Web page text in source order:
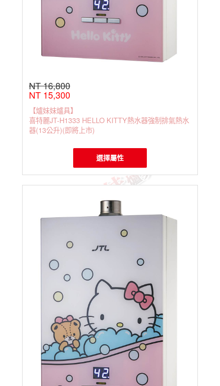
NT 16,800
NT 15,300
【爐妹妹爐具】
喜特麗JT-H1333 HELLO KITTY熱水器強制排氣熱水
器(13公升)(即將上市)
選擇屬性